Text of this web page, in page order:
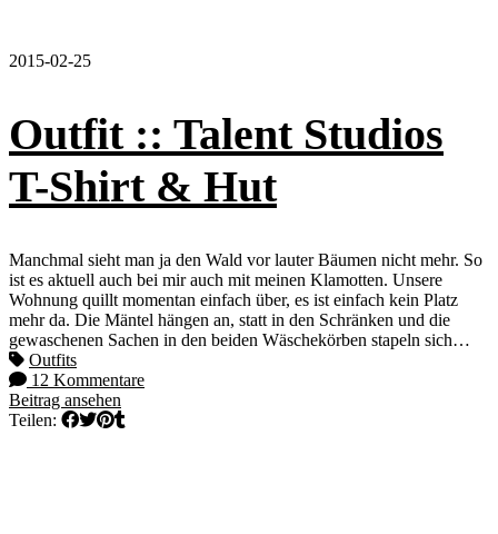
2015-02-25
Outfit :: Talent Studios
T-Shirt & Hut
Manchmal sieht man ja den Wald vor lauter Bäumen nicht mehr. So
ist es aktuell auch bei mir auch mit meinen Klamotten. Unsere
Wohnung quillt momentan einfach über, es ist einfach kein Platz
mehr da. Die Mäntel hängen an, statt in den Schränken und die
gewaschenen Sachen in den beiden Wäschekörben stapeln sich…
Outfits
12 Kommentare
Beitrag ansehen
Teilen: